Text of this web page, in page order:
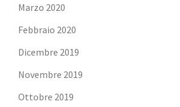
Marzo 2020
Febbraio 2020
Dicembre 2019
Novembre 2019
Ottobre 2019